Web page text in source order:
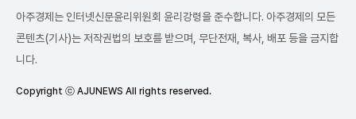
아주경제는 인터넷신문윤리위원회 윤리강령을 준수합니다. 아주경제의 모든
콘텐츠(기사)는 저작권법의 보호를 받으며, 무단전재, 복사, 배포 등을 금지합
니다.
Copyright ⓒ AJUNEWS All rights reserved.